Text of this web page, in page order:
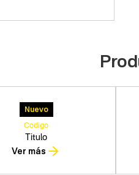
Nuevo
Titulo
Codigo
Ver más